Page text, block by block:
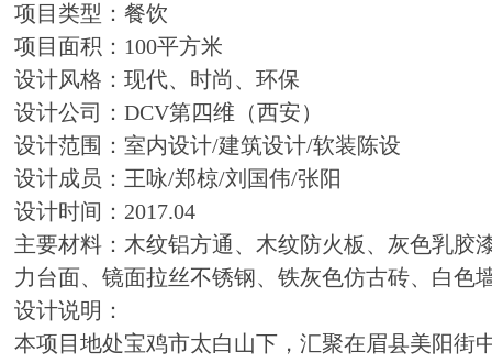
项目类型：餐饮
项目面积：100平方米
设计风格：现代、时尚、环保
设计公司：DCV第四维（西安）
设计范围：室内设计/建筑设计/软装陈设
设计成员：王咏/郑椋/刘国伟/张阳
设计时间：2017.04
主要材料：木纹铝方通、木纹防火板、灰色乳胶
力台面、镜面拉丝不锈钢、铁灰色仿古砖、白色
设计说明：
本项目地处宝鸡市太白山下，汇聚在眉县美阳街